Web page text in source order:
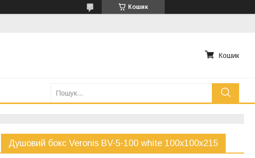
Кошик
Кошик
Душовий бокс Veronis BV-5-100 white 100х100х215